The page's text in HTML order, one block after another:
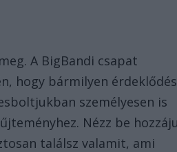
A BigBandi csapat
hogy bármilyen
személyesen is
Nézz be
találsz valamit, ami